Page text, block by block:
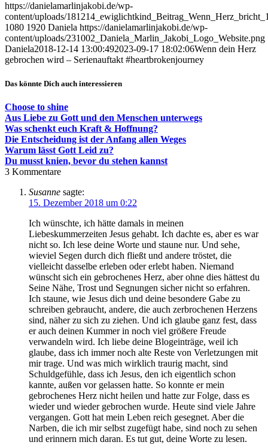
https://danielamarlinjakobi.de/wp-
content/uploads/
1080 1920 Daniela https://danielamarlinjakobi.de/wp-
content/uploads/231002_Daniela_Marlin_Jakobi_Logo_Website.png
Daniela2018-12-14 13:00:492023-09-17 18:02:06Wenn dein Herz
gebrochen wird – Serienauftakt #heartbrokenjourney
Das könnte Dich auch interessieren
Choose to shine
Aus Liebe zu Gott und den Menschen unterwegs
Was schenkt euch Kraft & Hoffnung?
Die Entscheidung ist der Anfang allen Weges
Warum lässt Gott Leid zu?
Du musst knien, bevor du stehen kannst
3 Kommentare
Susanne sagte:
15. Dezember 2018 um 0:22
Ich wünschte, ich hätte damals in meinen
Liebeskummerzeiten Jesus gehabt. Ich dachte es, aber es war
nicht so. Ich lese deine Worte und staune nur. Und sehe,
wieviel Segen durch dich fließt und andere tröstet, die
vielleicht dasselbe erleben oder erlebt haben. Niemand
wünscht sich ein gebrochenes Herz, aber ohne dies hättest du
Seine Nähe, Trost und Segnungen sicher nicht so erfahren.
Ich staune, wie Jesus dich und deine besondere Gabe zu
schreiben gebraucht, andere, die auch zerbrochenen Herzens
sind, näher zu sich zu ziehen. Und ich glaube ganz fest, dass
er auch deinen Kummer in noch viel größere Freude
verwandeln wird. Ich liebe deine Blogeinträge, weil ich
glaube, dass ich immer noch alte Reste von Verletzungen mit
mir trage. Und was mich wirklich traurig macht, sind
Schuldgefühle, dass ich Jesus, den ich eigentlich schon
kannte, außen vor gelassen hatte. So konnte er mein
gebrochenes Herz nicht heilen und hatte zur Folge, dass es
wieder und wieder gebrochen wurde. Heute sind viele Jahre
vergangen. Gott hat mein Leben reich gesegnet. Aber die
Narben, die ich mir selbst zugefügt habe, sind noch zu sehen
und erinnern mich daran. Es tut gut, deine Worte zu lesen.